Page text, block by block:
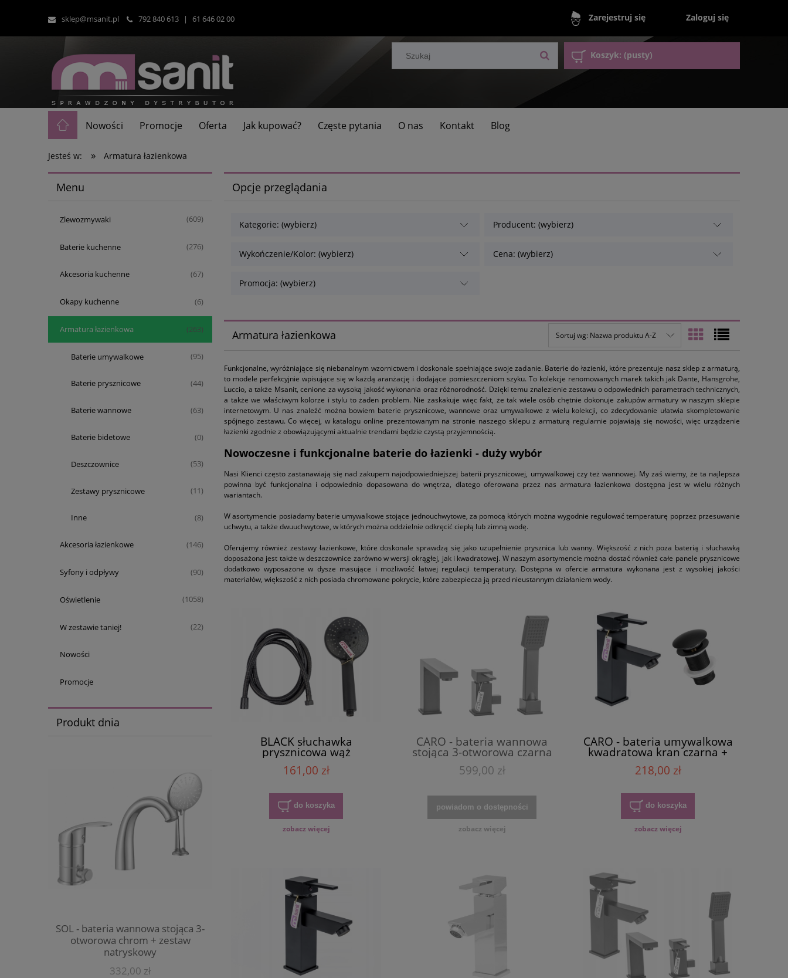
sklep@msanit.pl 792 840 613 | 61 646 02 00 Zarejestruj się Zaloguj się
Koszyk: (pusty)
Nowości Promocje Oferta Jak kupować? Częste pytania O nas Kontakt Blog
Jesteś w: » Armatura łazienkowa
Menu
Zlewozmywaki (609)
Baterie kuchenne (276)
Akcesoria kuchenne (67)
Okapy kuchenne (6)
Armatura łazienkowa (263)
Baterie umywalkowe (95)
Baterie prysznicowe (44)
Baterie wannowe (63)
Baterie bidetowe (0)
Deszczownice (53)
Zestawy prysznicowe (11)
Inne (8)
Akcesoria łazienkowe (146)
Syfony i odpływy (90)
Oświetlenie (1058)
W zestawie taniej! (22)
Nowości
Promocje
Produkt dnia
SOL - bateria wannowa stojąca 3-
otworowa chrom + zestaw
natryskowy
332,00 zł
DUO bateria łazienka umywalkowa
189,50 zł
Opcje przeglądania
Kategorie: (wybierz) Producent: (wybierz)
Wykończenie/Kolor: (wybierz) Cena: (wybierz)
Promocja: (wybierz)
Armatura łazienkowa Sortuj wg: Nazwa produktu A-Z
Funkcjonalne, wyróżniające się niebanalnym wzornictwem i doskonale spełniające swoje zadanie. Baterie do łazienki, które prezentuje nasz sklep z armaturą,
to modele perfekcyjnie wpisujące się w każdą aranżację i dodające pomieszczeniom szyku. To kolekcje renomowanych marek takich jak Dante, Hansgrohe,
Luccio, a także Msanit, cenione za wysoką jakość wykonania oraz różnorodność. Dzięki temu znalezienie zestawu o odpowiednich parametrach technicznych,
a także we właściwym kolorze i stylu to żaden problem. Nie zaskakuje więc fakt, że tak wiele osób chętnie dokonuje zakupów armatury w naszym sklepie
internetowym. U nas znaleźć można bowiem baterie prysznicowe, wannowe oraz umywalkowe z wielu kolekcji, co zdecydowanie ułatwia skompletowanie
spójnego zestawu. Co więcej, w katalogu online prezentowanym na stronie naszego sklepu z armaturą regularnie pojawiają się nowości, więc urządzenie
łazienki zgodnie z obowiązującymi aktualnie trendami będzie czystą przyjemnością.
Nowoczesne i funkcjonalne baterie do łazienki - duży wybór
Nasi Klienci często zastanawiają się nad zakupem najodpowiedniejszej baterii prysznicowej, umywalkowej czy też wannowej. My zaś wiemy, że ta najlepsza
powinna być funkcjonalna i odpowiednio dopasowana do wnętrza, dlatego oferowana przez nas armatura łazienkowa dostępna jest w wielu różnych
wariantach.
W asortymencie posiadamy baterie umywalkowe stojące jednouchwytowe, za pomocą których można wygodnie regulować temperaturę poprzez przesuwanie
uchwytu, a także dwuuchwytowe, w których można oddzielnie odkręcić ciepłą lub zimną wodę.
Oferujemy również zestawy łazienkowe, które doskonale sprawdzą się jako uzupełnienie prysznica lub wanny. Większość z nich poza baterią i słuchawką
doposażona jest także w deszczownice zarówno w wersji okrągłej, jak i kwadratowej. W naszym asortymencie można dostać również całe panele prysznicowe
dodatkowo wyposażone w dysze masujące i możliwość łatwej regulacji temperatury. Dostępna w ofercie armatura wykonana jest z wysokiej jakości
materiałów, większość z nich posiada chromowane pokrycie, które zabezpiecza ją przed nieustannym działaniem wody.
BLACK słuchawka
prysznicowa wąż
prysznicowy czarny
161,00 zł
do koszyka
zobacz więcej
CARO - bateria wannowa
stojąca 3-otworowa czarna
599,00 zł
powiadom o dostępności
zobacz więcej
CARO - bateria umywalkowa
kwadratowa kran czarna +
klik klak
218,00 zł
do koszyka
zobacz więcej